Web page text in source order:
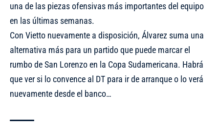
una de las piezas ofensivas más importantes del equipo
en las últimas semanas.
Con Vietto nuevamente a disposición, Álvarez suma una
alternativa más para un partido que puede marcar el
rumbo de San Lorenzo en la Copa Sudamericana. Habrá
que ver si lo convence al DT para ir de arranque o lo verá
nuevamente desde el banco…